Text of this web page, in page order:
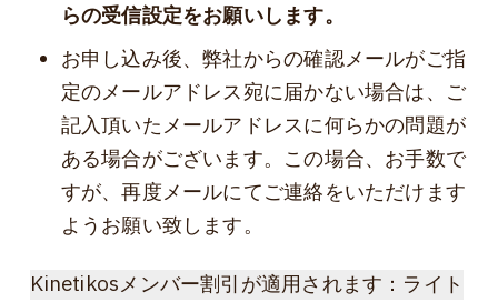
らの受信設定をお願いします。
お申し込み後、弊社からの確認メールがご指
定のメールアドレス宛に届かない場合は、ご
記入頂いたメールアドレスに何らかの問題が
ある場合がございます。この場合、お手数で
すが、再度メールにてご連絡をいただけます
ようお願い致します。
Kinetikosメンバー割引が適用されます：ライト